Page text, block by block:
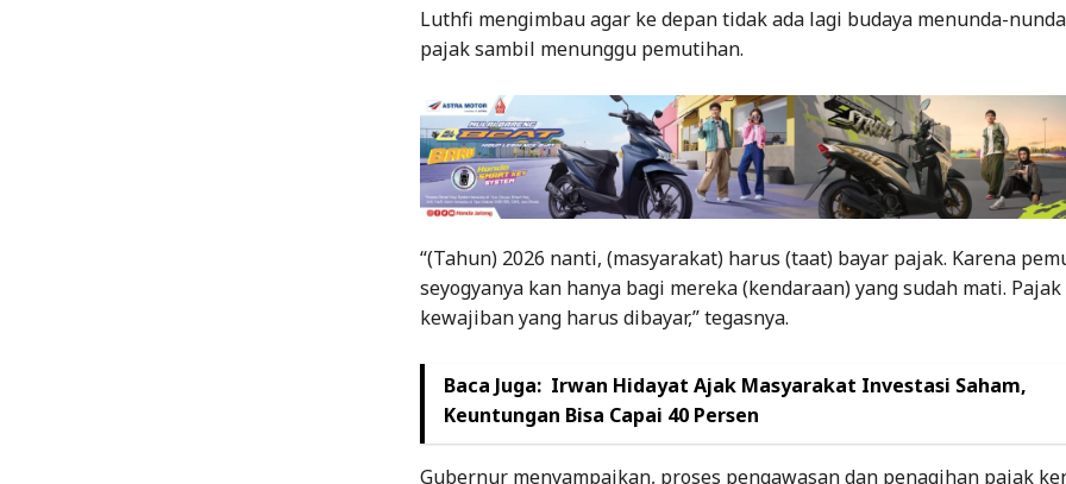
Luthfi mengimbau agar ke depan tidak ada lagi budaya menunda-
pajak sambil menunggu pemutihan.
“(Tahun) 2026 nanti, (masyarakat) harus (taat) bayar pajak. Karena
seyogyanya kan hanya bagi mereka (kendaraan) yang sudah mati.
kewajiban yang harus dibayar,” tegasnya.
Baca Juga: Irwan Hidayat Ajak Masyarakat Investasi Saham,
Keuntungan Bisa Capai 40 Persen
Gubernur menyampaikan, proses pengawasan dan penagihan pajak